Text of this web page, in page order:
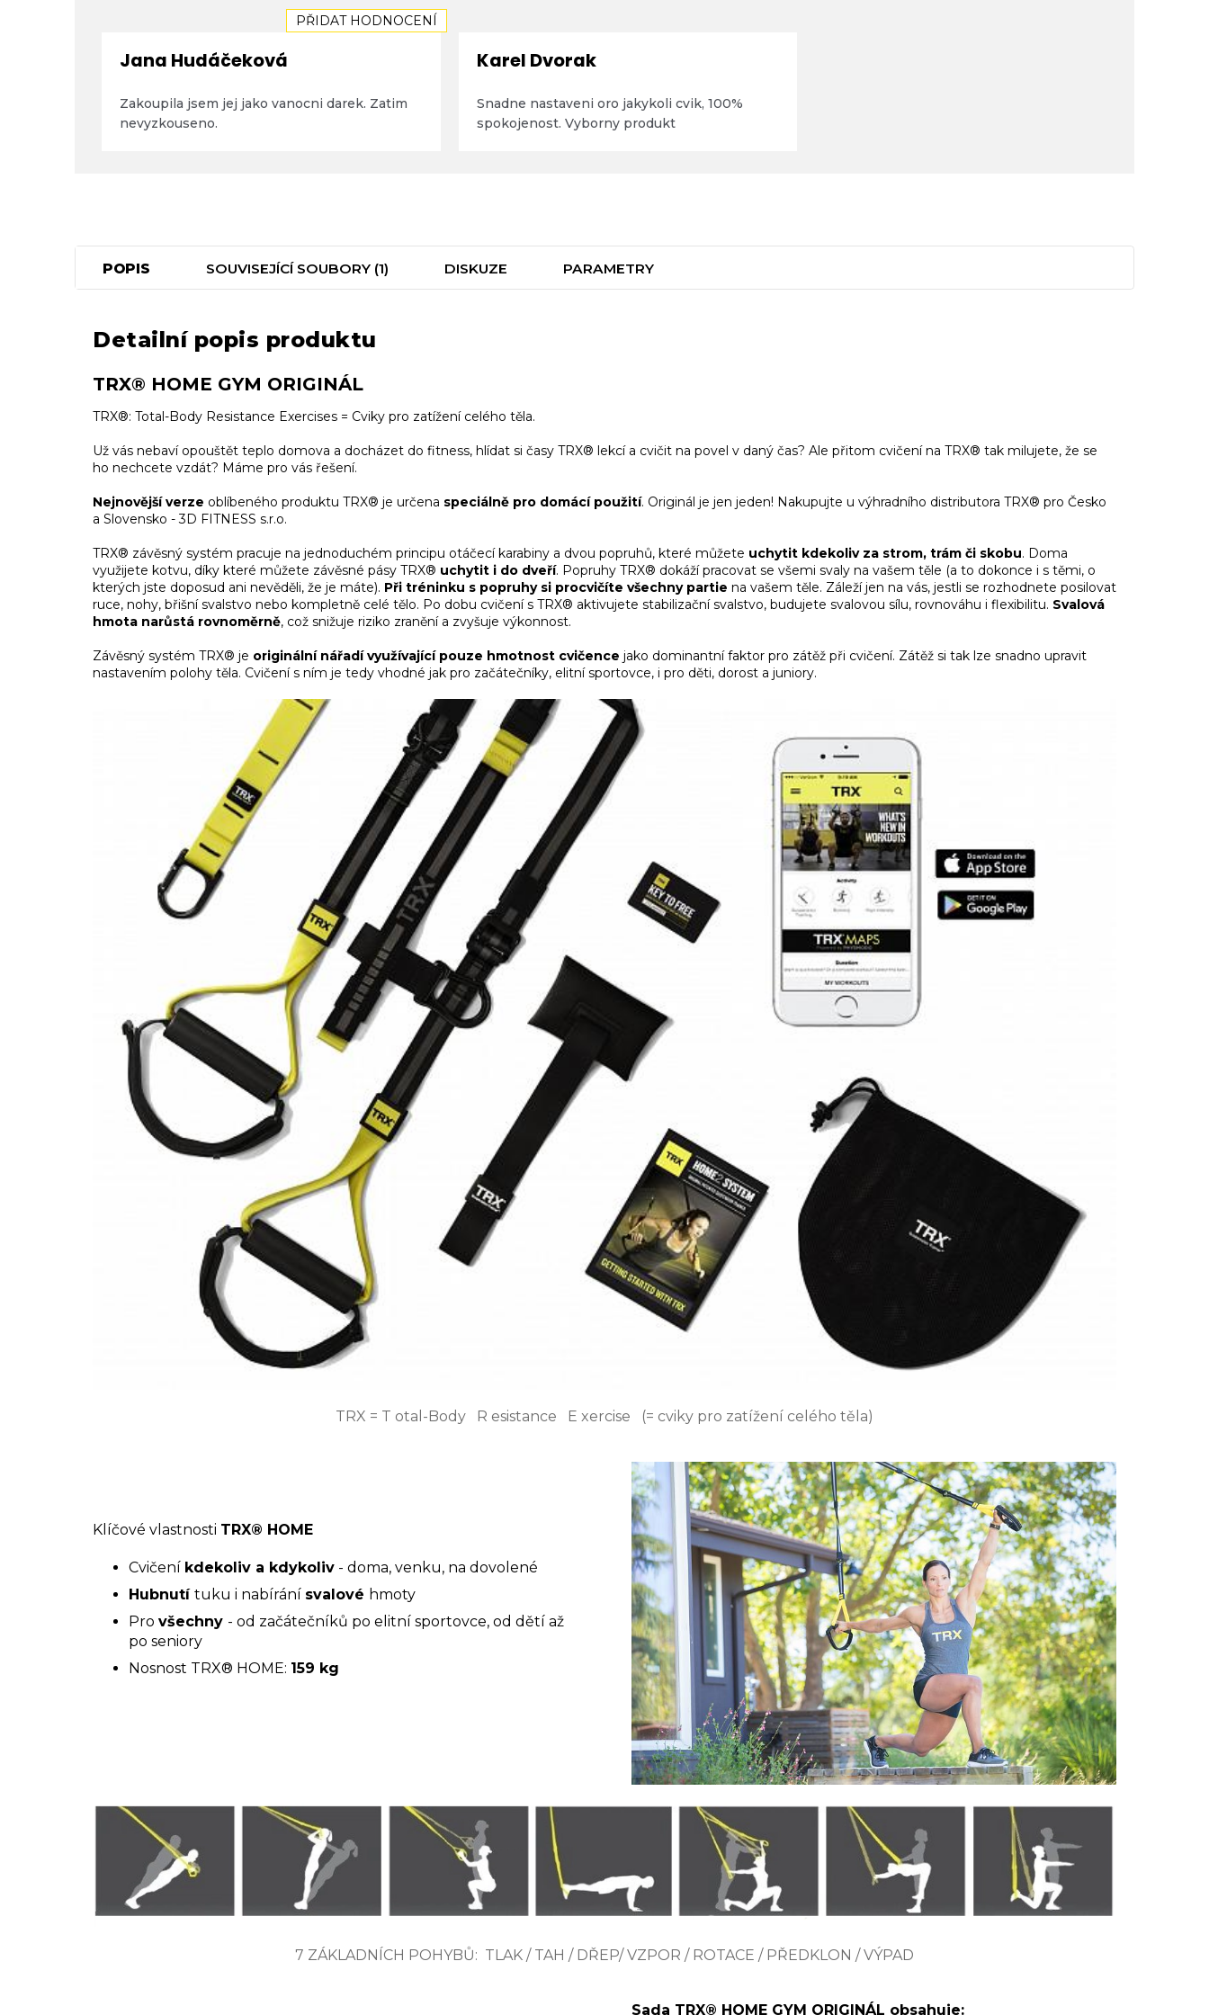
5,0
z
5
PŘIDAT HODNOCENÍ
Jana Hudáčeková
Zakoupila jsem jej jako vanocni darek. Zatim
nevyzkouseno.
Karel Dvorak
Snadne nastaveni oro jakykoli cvik, 100%
spokojenost. Vyborny produkt
POPIS SOUVISEJÍCÍ SOUBORY (1) DISKUZE PARAMETRY
Detailní popis produktu
TRX® HOME GYM ORIGINÁL
TRX®: Total-Body Resistance Exercises = Cviky pro zatížení celého těla.
Už vás nebaví opouštět teplo domova a docházet do fitness, hlídat si časy TRX® lekcí a cvičit na povel v daný čas? Ale přitom cvičení na TRX® tak milujete, že se
ho nechcete vzdát? Máme pro vás řešení.
Nejnovější verze oblíbeného produktu TRX® je určena speciálně pro domácí použití. Originál je jen jeden! Nakupujte u výhradního distributora TRX® pro Česko
a Slovensko - 3D FITNESS s.r.o.
TRX® závěsný systém pracuje na jednoduchém principu otáčecí karabiny a dvou popruhů, které můžete uchytit kdekoliv za strom, trám či skobu. Doma
využijete kotvu, díky které můžete závěsné pásy TRX® uchytit i do dveří. Popruhy TRX® dokáží pracovat se všemi svaly na vašem těle (a to dokonce i s těmi, o
kterých jste doposud ani nevěděli, že je máte). Při tréninku s popruhy si procvičíte všechny partie na vašem těle. Záleží jen na vás, jestli se rozhodnete posilovat
ruce, nohy, břišní svalstvo nebo kompletně celé tělo. Po dobu cvičení s TRX® aktivujete stabilizační svalstvo, budujete svalovou sílu, rovnováhu i flexibilitu. Svalová
hmota narůstá rovnoměrně, což snižuje riziko zranění a zvyšuje výkonnost.
Závěsný systém TRX® je originální nářadí využívající pouze hmotnost cvičence jako dominantní faktor pro zátěž při cvičení. Zátěž si tak lze snadno upravit
nastavením polohy těla. Cvičení s ním je tedy vhodné jak pro začátečníky, elitní sportovce, i pro děti, dorost a juniory.
TRX = T otal-Body R esistance E xercise (= cviky pro zatížení celého těla)
Klíčové vlastnosti TRX® HOME
Cvičení kdekoliv a kdykoliv - doma, venku, na dovolené
Hubnutí tuku i nabírání svalové hmoty
Pro všechny - od začátečníků po elitní sportovce, od dětí až
po seniory
Nosnost TRX® HOME: 159 kg
7 ZÁKLADNÍCH POHYBŮ: TLAK / TAH / DŘEP/ VZPOR / ROTACE / PŘEDKLON / VÝPAD
Sada TRX® HOME GYM ORIGINÁL obsahuje: